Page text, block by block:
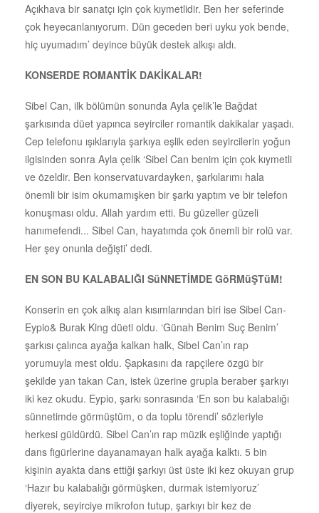
Açıkhava bir sanatçı için çok kıymetlidir. Ben her seferinde
çok heyecanlanıyorum. Dün geceden beri uyku yok bende,
hiç uyumadım’ deyince büyük destek alkışı aldı.
KONSERDE ROMANTİK DAKİKALAR!
Sibel Can, ilk bölümün sonunda Ayla çelik’le Bağdat
şarkısında düet yapınca seyirciler romantik dakikalar yaşadı.
Cep telefonu ışıklarıyla şarkıya eşlik eden seyircilerin yoğun
ilgisinden sonra Ayla çelik ‘Sibel Can benim için çok kıymetli
ve özeldir. Ben konservatuvardayken, şarkılarımı hala
önemli bir isim okumamışken bir şarkı yaptım ve bir telefon
konuşması oldu. Allah yardım etti. Bu güzeller güzeli
hanımefendi... Sibel Can, hayatımda çok önemli bir rolü var.
Her şey onunla değişti’ dedi.
EN SON BU KALABALIĞI SüNNETİMDE GöRMüŞTüM!
Konserin en çok alkış alan kısımlarından biri ise Sibel Can-
Eypio& Burak King düeti oldu. ‘Günah Benim Suç Benim’
şarkısı çalınca ayağa kalkan halk, Sibel Can’ın rap
yorumuyla mest oldu. Şapkasını da rapçilere özgü bir
şekilde yan takan Can, istek üzerine grupla beraber şarkıyı
iki kez okudu. Eypio, şarkı sonrasında ‘En son bu kalabalığı
sünnetimde görmüştüm, o da toplu törendi’ sözleriyle
herkesi güldürdü. Sibel Can’ın rap müzik eşliğinde yaptığı
dans figürlerine dayanamayan halk ayağa kalktı. 5 bin
kişinin ayakta dans ettiği şarkıyı üst üste iki kez okuyan grup
‘Hazır bu kalabalığı görmüşken, durmak istemiyoruz’
diyerek, seyirciye mikrofon tutup, şarkıyı bir kez de